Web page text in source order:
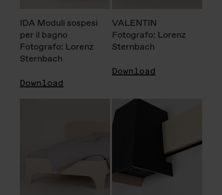
IDA Moduli sospesi
per il bagno
Fotografo: Lorenz
Sternbach
Download
VALENTIN
Fotografo: Lorenz
Sternbach
Download